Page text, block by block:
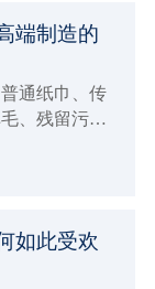
端制造的
通纸巾、传
、残留污
为高端洁净
如此受欢